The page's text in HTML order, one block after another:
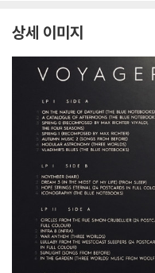
상세 이미지